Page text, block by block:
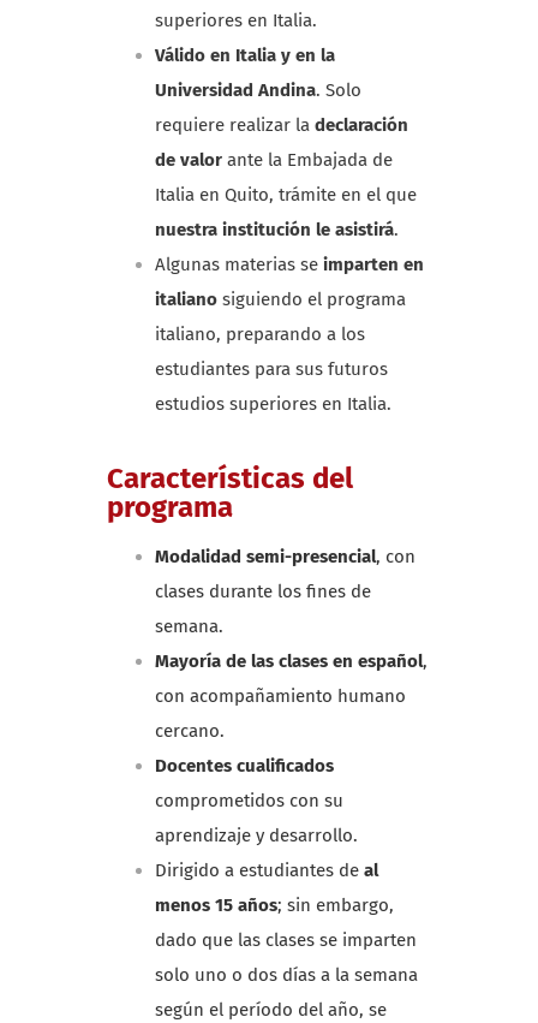
superiores en Italia.
Válido en Italia y en la
Universidad Andina. Solo
requiere realizar la declaración
de valor ante la Embajada de
Italia en Quito, trámite en el que
nuestra institución le asistirá.
Algunas materias se imparten en
italiano siguiendo el programa
italiano, preparando a los
estudiantes para sus futuros
estudios superiores en Italia.
Características del
programa
Modalidad semi-presencial, con
clases durante los fines de
semana.
Mayoría de las clases en español,
con acompañamiento humano
cercano.
Docentes cualificados
comprometidos con su
aprendizaje y desarrollo.
Dirigido a estudiantes de al
menos 15 años; sin embargo,
dado que las clases se imparten
solo uno o dos días a la semana
según el período del año, se